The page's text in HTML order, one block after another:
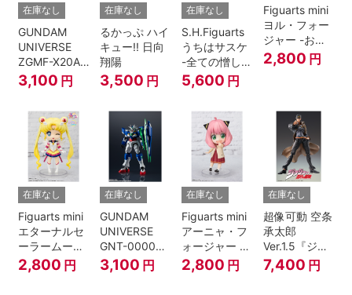
在庫なし
GUNDAM
UNIVERSE
ZGMF-X20A
STRIKE
FREEDOM
3,100 円
在庫なし
るかっぷ ハイ
キュー!! 日向
翔陽
3,500 円
在庫なし
S.H.Figuarts
うちはサスケ
-全ての憎しみ
を背負う者-
『NARUTO -
5,600 円
Figuarts mini
ヨル・フォー
ジャー -おで
けけこーで-
『SPY×FAMILY』
2,800 円
在庫なし
Figuarts mini
エターナルセ
ーラームーン-
Cosmos
edition-『美
2,800 円
在庫なし
GUNDAM
UNIVERSE
GNT-0000
00 QAN[T]
3,100 円
在庫なし
Figuarts mini
アーニャ・フ
ォージャー -
おでけけこー
で-
2,800 円
在庫なし
超像可動 空条
承太郎
Ver.1.5『ジョ
ジョの奇妙な
冒険 第3部』
7,400 円